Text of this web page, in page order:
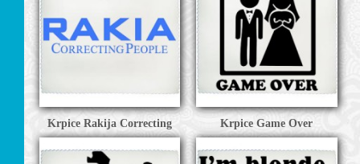
Krpice Rakija Correcting Krpice Game Over